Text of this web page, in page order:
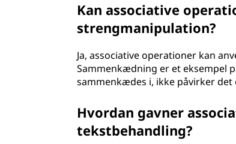
Kan associative
strengmanipulation?
Ja, associative operationer kan
Sammenkædning er et eksempel
sammenkædes i, ikke påvirker det
Hvordan gavner
tekstbehandling?